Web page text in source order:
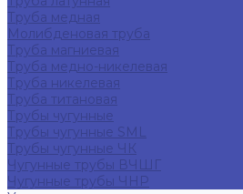
Труба медная
Молибденовая труба
Труба магниевая
Труба медно-никелевая
Труба никелевая
Труба титановая
Трубы чугунные
Трубы чугунные SML
Трубы чугунные ЧК
Чугунные трубы ВЧШГ
Чугунные трубы ЧНР